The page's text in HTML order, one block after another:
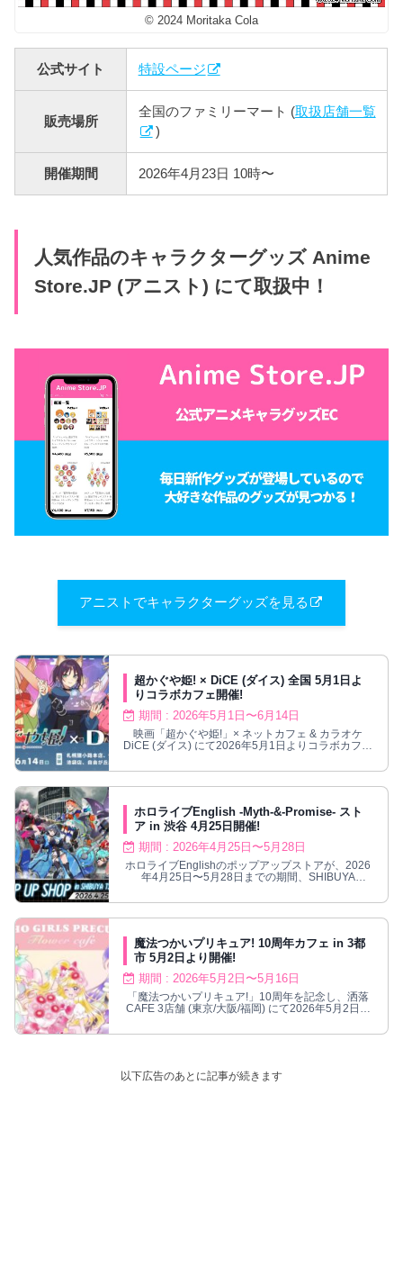
© 2024 Moritaka Cola
公式サイト 特設ページ
販売場所
全国のファミリーマート (取扱店舗一覧
)
開催期間 2026年4月23日 10時〜
人気作品のキャラクターグッズ Anime
Store.JP (アニスト) にて取扱中！
アニストでキャラクターグッズを見る
超かぐや姫! × DiCE (ダイス) 全国 5月1日よ
りコラボカフェ開催!
期間 : 2026年5月1日〜6月14日
映画「超かぐや姫!」× ネットカフェ & カラオケ
DiCE (ダイス) にて2026年5月1日よりコラボカフェ
ホロライブEnglish -Myth-&-Promise- スト
ア in 渋谷 4月25日開催!
期間 : 2026年4月25日〜5月28日
ホロライブEnglishのポップアップストアが、2026
年4月25日〜5月28日までの期間、SHIBUYA
魔法つかいプリキュア! 10周年カフェ in 3都
市 5月2日より開催!
期間 : 2026年5月2日〜5月16日
「魔法つかいプリキュア!」10周年を記念し、洒落
CAFE 3店舗 (東京/大阪/福岡) にて2026年5月2日よ
以下広告のあとに記事が続きます